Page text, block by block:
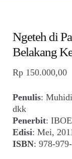
Foto
Suara
Suvenir
Cari Arsip
Ngeteh di
Belakang
Rp 150.000,00
Penulis:
dkk
Penerbit:
Edisi: Mei,
ISBN: 978-